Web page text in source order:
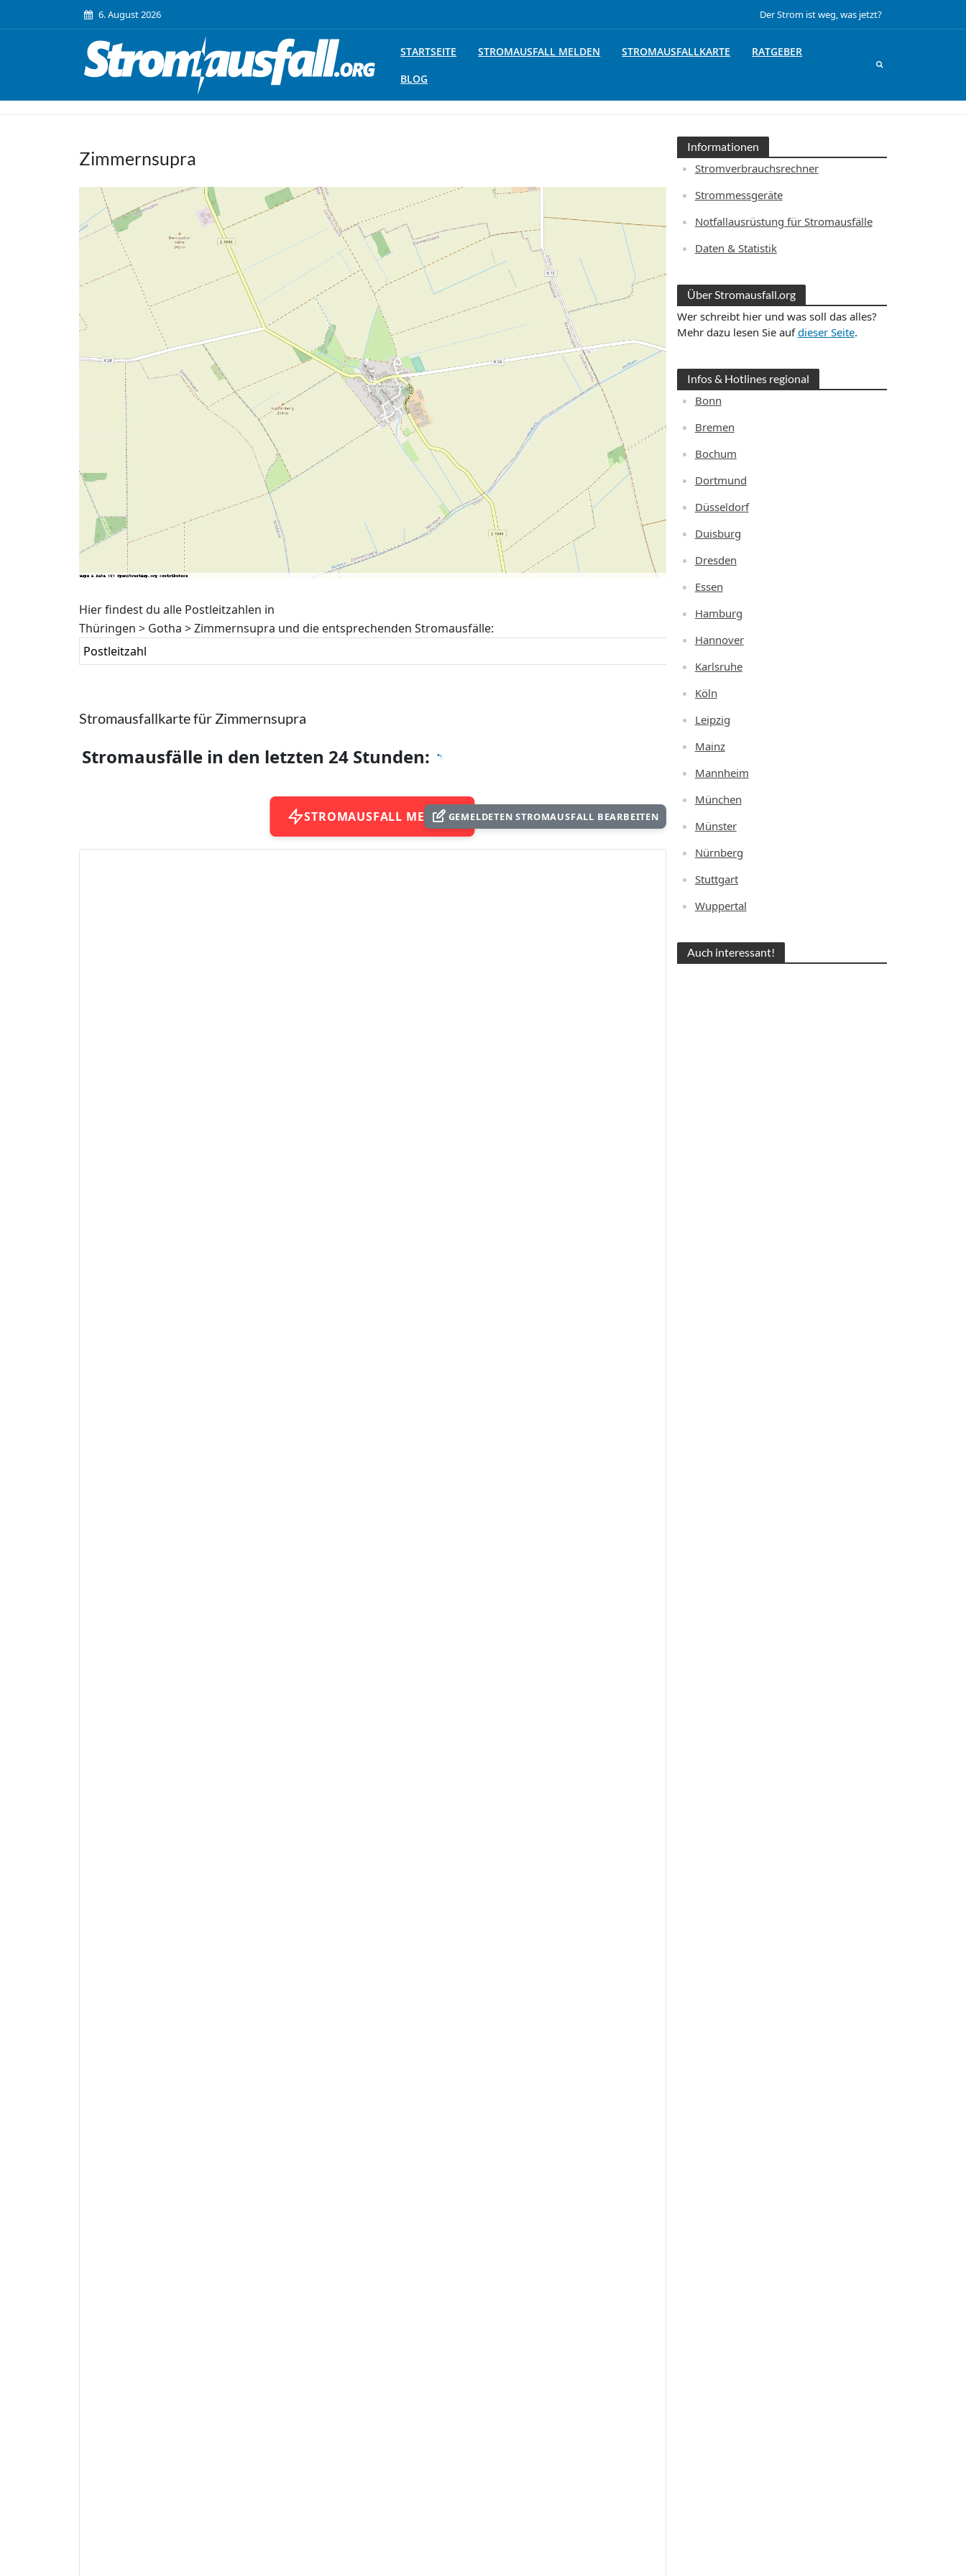
6. August 2026 Der Strom ist weg, was jetzt?
STARTSEITE STROMAUSFALL MELDEN STROMAUSFALLKARTE
RATGEBER
BLOG
Zimmernsupra
Hier findest du alle Postleitzahlen in
Thüringen > Gotha > Zimmernsupra und die entsprechenden Stromausfälle:
Postleitzahl
Stromausfallkarte für Zimmernsupra
Stromausfälle in den letzten 24 Stunden:
STROMAUSFALL MELDENGEMELDETEN STROMAUSFALL BEARBEITEN
Informationen
Stromverbrauchsrechner
Strommessgeräte
Notfallausrüstung für Stromausfälle
Daten & Statistik
Über Stromausfall.org
Wer schreibt hier und was soll das alles?
Mehr dazu lesen Sie aufdieser Seite.
Infos & Hotlines regional
Bonn
Bremen
Bochum
Dortmund
Düsseldorf
Duisburg
Dresden
Essen
Hamburg
Hannover
Karlsruhe
Köln
Leipzig
Mainz
Mannheim
München
Münster
Nürnberg
Stuttgart
Wuppertal
Auch interessant!